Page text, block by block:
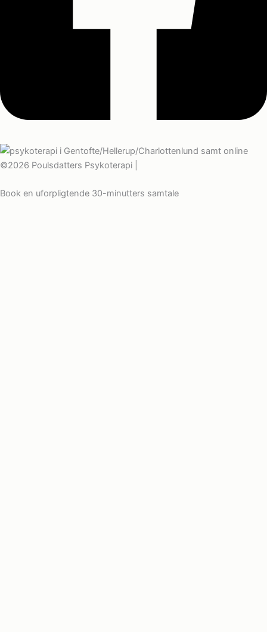
©2026 Poulsdatters Psykoterapi |
Book en uforpligtende 30-minutters samtale